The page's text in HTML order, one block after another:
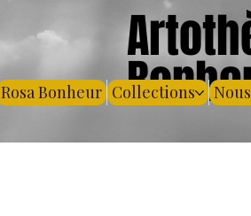
Rosa Bonheur Collections